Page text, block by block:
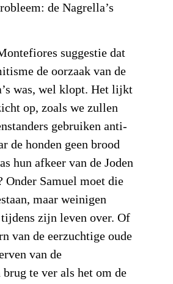
de Nagrella’s
suggestie dat
de oorzaak van de
was, wel klopt. Het lijkt
op, zoals we zullen
gebruiken anti-
de honden geen brood
hun afkeer van de Joden
Onder Samuel moet die
maar weinigen
zijn leven over. Of
van de eerzuchtige oude
van de
te ver als het om de